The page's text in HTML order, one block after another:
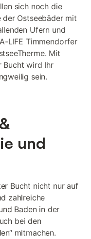
sich noch die
Ostseebäder mit
Ufern und
LIFE Timmendorfer
Mit
Bucht wird Ihr
sein.
und
Bucht nicht nur auf
zahlreiche
Baden in der
bei den
mitmachen.